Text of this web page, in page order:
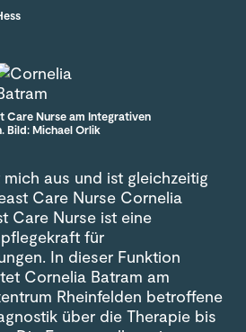
Care Nurse am Integrativen
Bild: Michael Orlik
aus und ist gleichzeitig
Care Nurse Cornelia
Care Nurse ist eine
für
In dieser Funktion
Cornelia Batram am
Rheinfelden betroffene
über die Therapie bis